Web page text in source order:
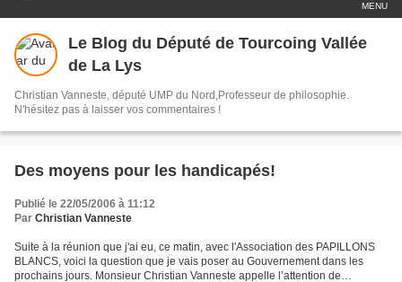
MENU
Le Blog du Député de Tourcoing Vallée
de La Lys
Christian Vanneste, député UMP du Nord,Professeur de philosophie.
N'hésitez pas à laisser vos commentaires !
Des moyens pour les handicapés!
Publié le 22/05/2006 à 11:12
Par Christian Vanneste
Suite à la réunion que j'ai eu, ce matin, avec l'Association des PAPILLONS
BLANCS, voici la question que je vais poser au Gouvernement dans les
prochains jours. Monsieur Christian Vanneste appelle l’attention de